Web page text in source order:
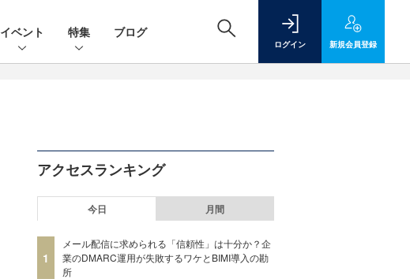
イベント 特集 ブログ
ログイン 新規会員登録
アクセスランキング
今日 月間
1
メール配信に求められる「信頼性」は十分か？企
業のDMARC運用が失敗するワケとBIMI導入の勘
所